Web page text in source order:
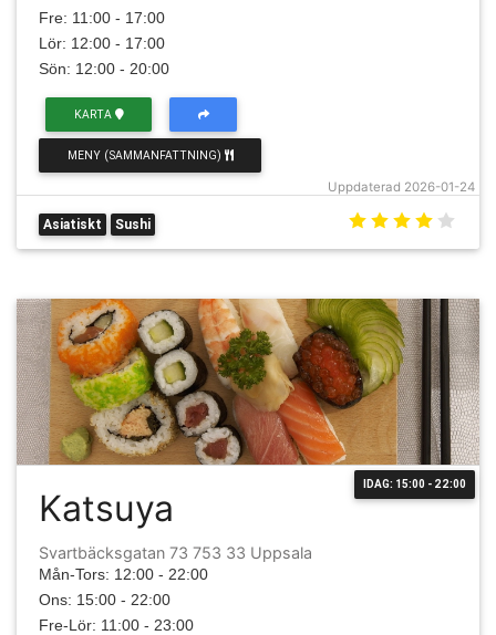
Fre: 11:00 - 17:00
Lör: 12:00 - 17:00
Sön: 12:00 - 20:00
Uppdaterad 2026-01-24
KARTA
MENY (SAMMANFATTNING)
Asiatiskt Sushi
IDAG: 15:00 - 22:00
Katsuya
Svartbäcksgatan 73 753 33 Uppsala
Mån-Tors: 12:00 - 22:00
Ons: 15:00 - 22:00
Fre-Lör: 11:00 - 23:00